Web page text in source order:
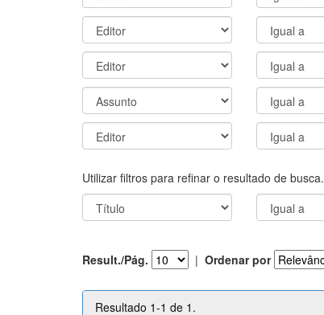
Utilizar filtros para refinar o resultado de busca.
Result./Pág. | Ordenar por
Resultado 1-1 de 1.